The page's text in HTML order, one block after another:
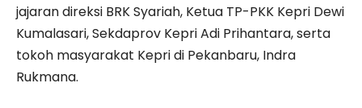
jajaran direksi BRK Syariah, Ketua TP-PKK Kepri Dewi
Kumalasari, Sekdaprov Kepri Adi Prihantara, serta
tokoh masyarakat Kepri di Pekanbaru, Indra
Rukmana.